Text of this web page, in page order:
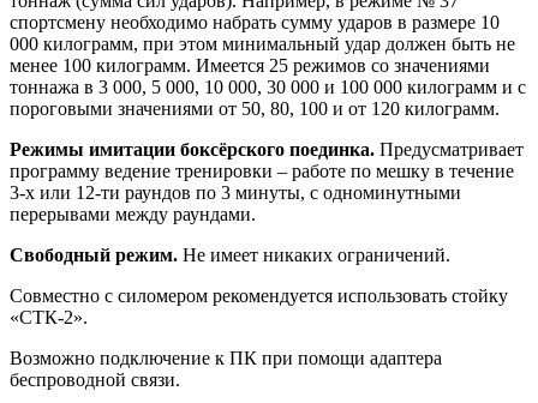
спортсмену необходимо набрать сумму ударов в размере 10
000 килограмм, при этом минимальный удар должен быть не
менее 100 килограмм. Имеется 25 режимов со значениями
тоннажа в 3 000, 5 000, 10 000, 30 000 и 100 000 килограмм и с
пороговыми значениями от 50, 80, 100 и от 120 килограмм.
Режимы имитации боксёрского поединка. Предусматривает
программу ведение тренировки – работе по мешку в течение
3-х или 12-ти раундов по 3 минуты, с одноминутными
перерывами между раундами.
Свободный режим. Не имеет никаких ограничений.
Совместно с силомером рекомендуется использовать стойку
«СТК-2».
Возможно подключение к ПК при помощи адаптера
беспроводной связи.